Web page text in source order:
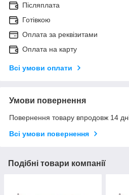
Післяплата
Готівкою
Оплата за реквізитами
Оплата на карту
Всі умови оплати
Умови повернення
Повернення товару впродовж 14
Всі умови повернення
Подібні товари компанії